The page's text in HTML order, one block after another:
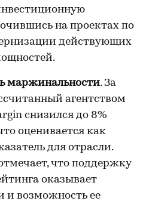
на проектах по
действующих
маржинальности. За
агентством
снизился до 8%
оценивается как
для отрасли.
что поддержку
оказывает
и возможность ее